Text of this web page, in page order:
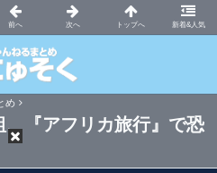
新着&人気
めニュース速報VIP
め
、『アフリカ旅行』で恐